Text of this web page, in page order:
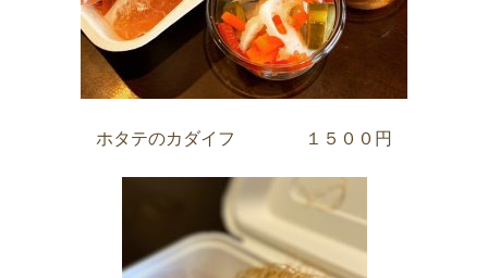
ホタテのカダイフ １５００円